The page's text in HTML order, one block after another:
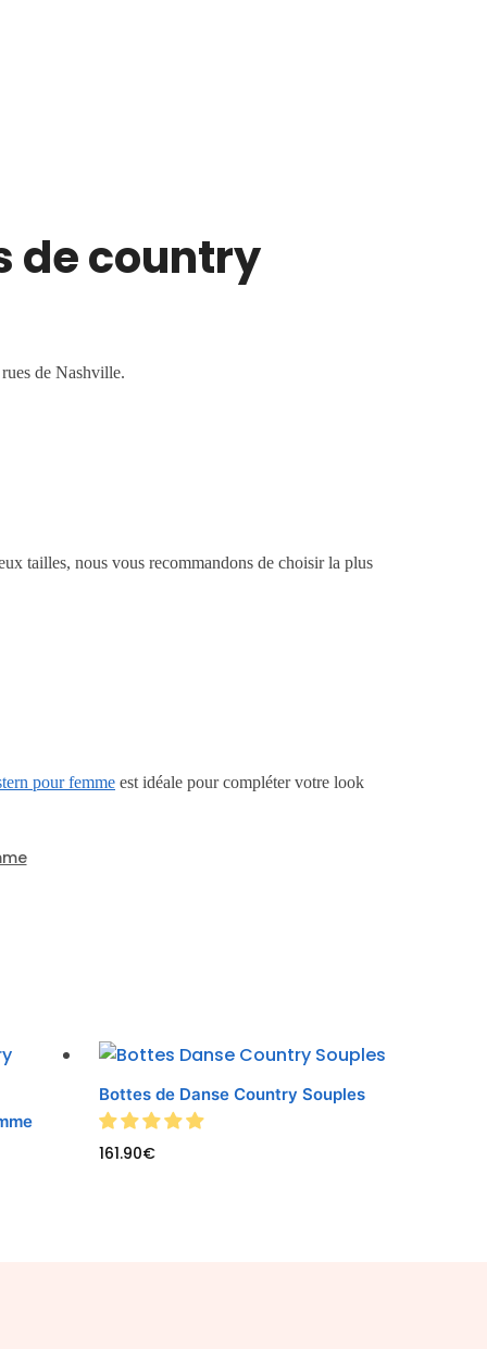
de country
de Nashville.
tailles, nous vous recommandons de choisir la plus
pour femme est idéale pour compléter votre look
Bottes de Danse Country Souples
161.90€